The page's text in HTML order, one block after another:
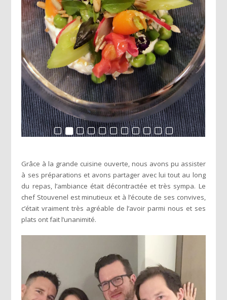
Grâce à la grande cuisine ouverte, nous avons pu assister
à ses préparations et avons partager avec lui tout au long
du repas, l’ambiance était décontractée et très sympa. Le
chef Stouvenel est minutieux et à l’écoute de ses convives,
c’était vraiment très agréable de l’avoir parmi nous et ses
plats ont fait l’unanimité.